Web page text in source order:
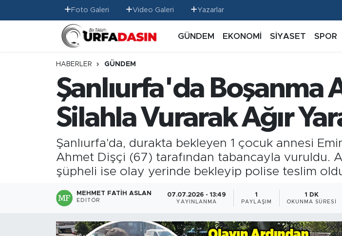
Foto Galeri Video Galeri Yazarlar
GÜNDEM EKONOMİ SİYASET SPOR
HABERLER GÜNDEM
Şanlıurfa'da Boşanma
Silahla Vurarak Ağır
Şanlıurfa'da, durakta bekleyen 1 çocuk annesi
Ahmet Dişçi (67) tarafından tabancayla vuruldu.
şüpheli ise olay yerinde bekleyip polise teslim
MEHMET FATIH ASLAN
EDITÖR
07.07.2026 - 13:49
YAYINLANMA
1
PAYLAŞIM
1 DK
OKUNMA SÜRESI
GÜNDEM
EKONOMİ
SİYASET
SAĞLIK
Gizlilik ve Güvenlik Politikası
İletişim
Nöbetçi Eczaneler
Hava Durumu
Namaz Vakitleri
Trafik Durumu
Tüm Manşetler